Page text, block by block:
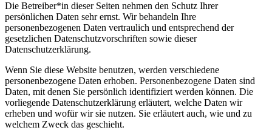
Die Betreiber*in dieser Seiten nehmen den Schutz Ihrer
persönlichen Daten sehr ernst. Wir behandeln Ihre
personenbezogenen Daten vertraulich und entsprechend der
gesetzlichen Datenschutzvorschriften sowie dieser
Datenschutzerklärung.
Wenn Sie diese Website benutzen, werden verschiedene
personenbezogene Daten erhoben. Personenbezogene Daten sind
Daten, mit denen Sie persönlich identifiziert werden können. Die
vorliegende Datenschutzerklärung erläutert, welche Daten wir
erheben und wofür wir sie nutzen. Sie erläutert auch, wie und zu
welchem Zweck das geschieht.